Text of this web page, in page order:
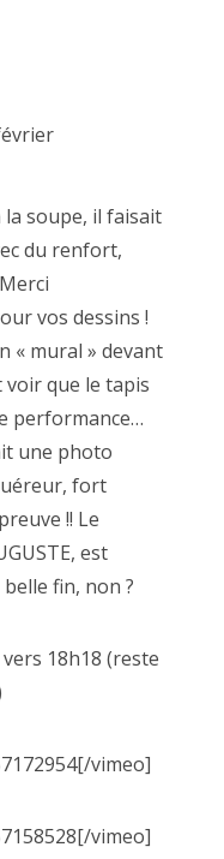
la soupe, il faisait
du renfort,
vos dessins !
« mural » devant
voir que le tapis
performance…
une photo
fort
!! Le
est
fin, non ?
18h18 (reste
vimeo]
vimeo]